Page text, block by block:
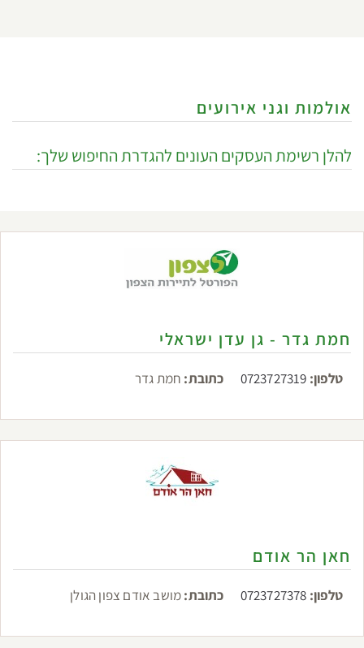
אולמות וגני אירועים
להלן רשימת העסקים העונים להגדרת החיפוש שלך:
חמת גדר - גן עדן ישראלי
טלפון: 0723727319 כתובת: חמת גדר
חאן הר אודם
טלפון: 0723727378 כתובת:מושב אודם צפון הגולן